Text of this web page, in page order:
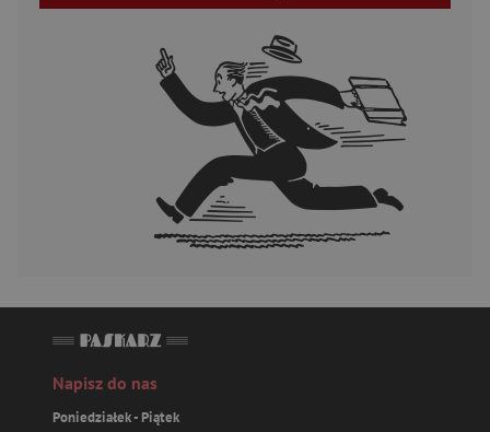
Napisz do nas
Poniedziałek - Piątek